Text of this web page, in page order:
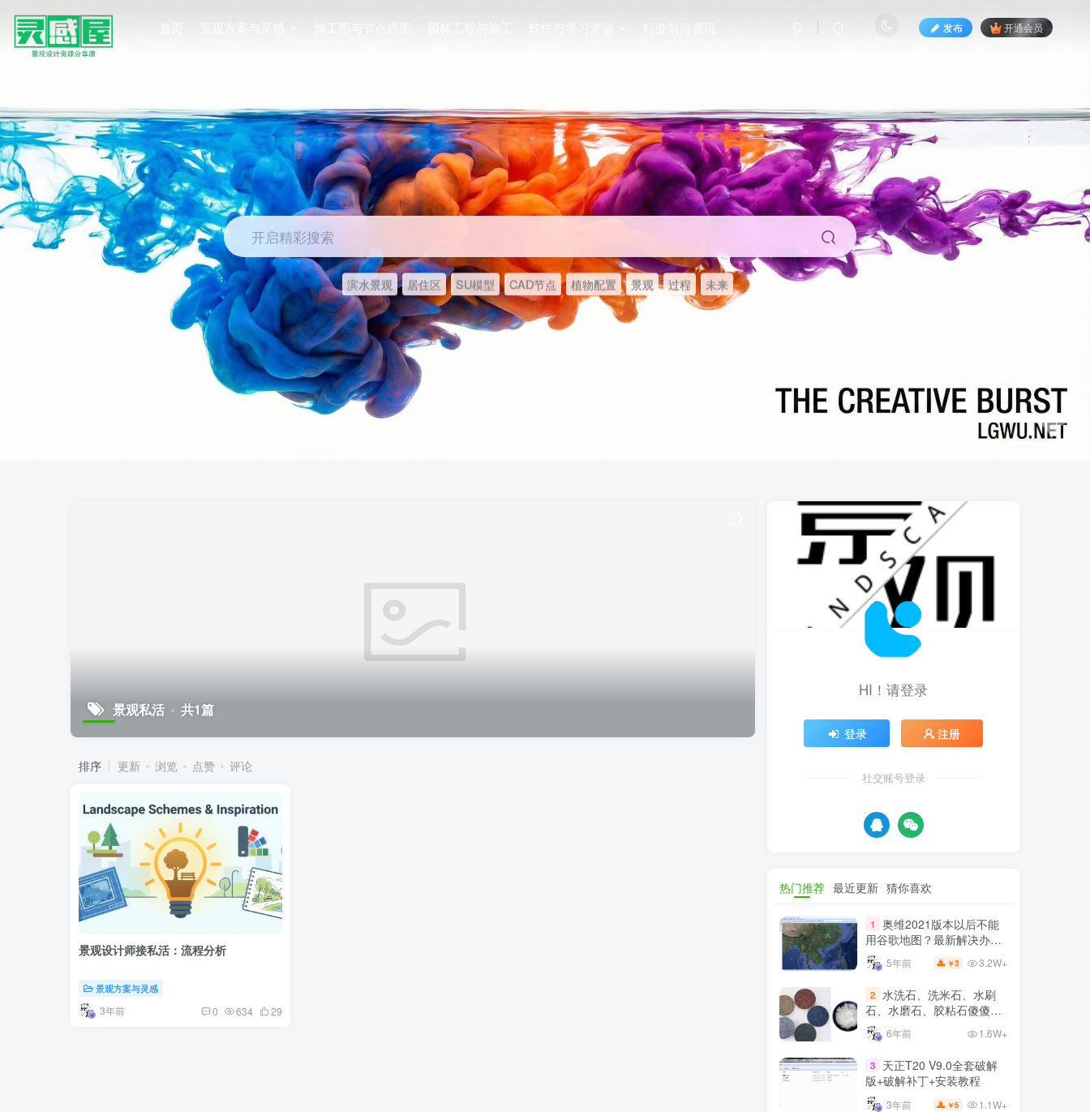
首页 景观方案与灵感 施工图与节点详图 园林工程与施工 软件与学习资源 行业前沿资讯 发布 开通会员
开启精彩搜索
滨水景观 居住区 SU模型 CAD节点 植物配置 景观 过程 未来
景观私活 共1篇
排序 更新 浏览 点赞 评论
景观设计师接私活：流程分析
景观方案与灵感
3年前 0 634 29
HI！请登录
登录 注册
社交账号登录
热门推荐 最近更新 猜你喜欢
1
奥维2021版本以后不能
用谷歌地图？最新解决办法
苹果安卓电脑
5年前 ￥3 3.2W+
2
水洗石、洗米石、水刷
石、水磨石、胶粘石傻傻分
不清楚
6年前 1.6W+
3
天正T20 V9.0全套破解
版+破解补丁+安装教程
3年前 ￥5 1.1W+